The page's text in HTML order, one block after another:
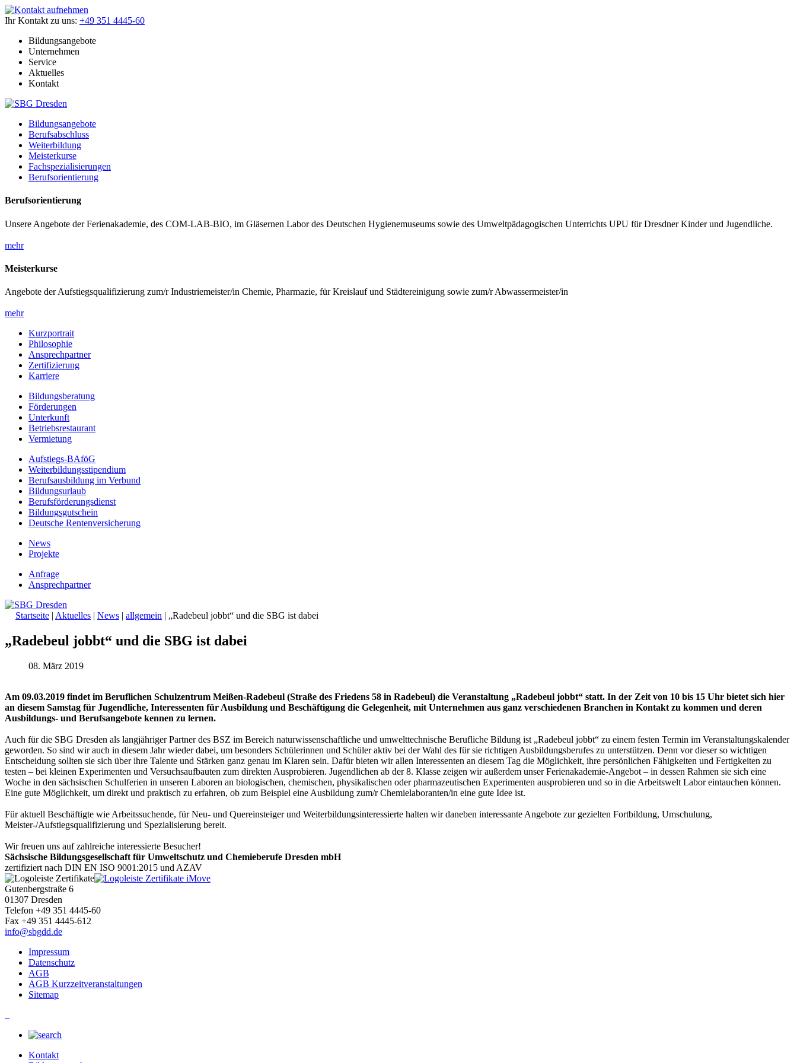
Ihr Kontakt zu uns: +49 351 4445-60
Bildungsangebote
Unternehmen
Service
Aktuelles
Kontakt
Bildungsangebote
Berufsabschluss
Weiterbildung
Meisterkurse
Fachspezialisierungen
Berufsorientierung
Berufsorientierung
Unsere Angebote der Ferienakademie, des COM-LAB-BIO, im Gläsernen Labor des Deutschen Hygienemuseums sowie des Umweltpädagogischen Unterrichts UPU für Dresdner Kinder und Jugendliche.
mehr
Meisterkurse
Angebote der Aufstiegsqualifizierung zum/r Industriemeister/in Chemie, Pharmazie, für Kreislauf und Städtereinigung sowie zum/r Abwassermeister/in
mehr
Kurzportrait
Philosophie
Ansprechpartner
Zertifizierung
Karriere
Bildungsberatung
Förderungen
Unterkunft
Betriebsrestaurant
Vermietung
Aufstiegs-BAföG
Weiterbildungsstipendium
Berufsausbildung im Verbund
Bildungsurlaub
Berufsförderungsdienst
Bildungsgutschein
Deutsche Rentenversicherung
News
Projekte
Anfrage
Ansprechpartner
Startseite | Aktuelles | News | allgemein | „Radebeul jobbt“ und die SBG ist dabei
„Radebeul jobbt“ und die SBG ist dabei
08. März 2019
Am 09.03.2019 findet im Beruflichen Schulzentrum Meißen-Radebeul (Straße des Friedens 58 in Radebeul) die Veranstaltung „Radebeul jobbt“ statt. In der Zeit von 10 bis 15 Uhr bietet sich hier
an diesem Samstag für Jugendliche, Interessenten für Ausbildung und Beschäftigung die Gelegenheit, mit Unternehmen aus ganz verschiedenen Branchen in Kontakt zu kommen und deren
Ausbildungs- und Berufsangebote kennen zu lernen.
Auch für die SBG Dresden als langjähriger Partner des BSZ im Bereich naturwissenschaftliche und umwelttechnische Berufliche Bildung ist „Radebeul jobbt“ zu einem festen Termin im Veranstaltungskalender
geworden. So sind wir auch in diesem Jahr wieder dabei, um besonders Schülerinnen und Schüler aktiv bei der Wahl des für sie richtigen Ausbildungsberufes zu unterstützen. Denn vor dieser so wichtigen
Entscheidung sollten sie sich über ihre Talente und Stärken ganz genau im Klaren sein. Dafür bieten wir allen Interessenten an diesem Tag die Möglichkeit, ihre persönlichen Fähigkeiten und Fertigkeiten zu
testen – bei kleinen Experimenten und Versuchsaufbauten zum direkten Ausprobieren. Jugendlichen ab der 8. Klasse zeigen wir außerdem unser Ferienakademie-Angebot – in dessen Rahmen sie sich eine
Woche in den sächsischen Schulferien in unseren Laboren an biologischen, chemischen, physikalischen oder pharmazeutischen Experimenten ausprobieren und so in die Arbeitswelt Labor eintauchen können.
Eine gute Möglichkeit, um direkt und praktisch zu erfahren, ob zum Beispiel eine Ausbildung zum/r Chemielaboranten/in eine gute Idee ist.
Für aktuell Beschäftigte wie Arbeitssuchende, für Neu- und Quereinsteiger und Weiterbildungsinteressierte halten wir daneben interessante Angebote zur gezielten Fortbildung, Umschulung,
Meister-/Aufstiegsqualifizierung und Spezialisierung bereit.
Wir freuen uns auf zahlreiche interessierte Besucher!
Sächsische Bildungsgesellschaft für Umweltschutz und Chemieberufe Dresden mbH
zertifiziert nach DIN EN ISO 9001:2015 und AZAV
Gutenbergstraße 6
01307 Dresden
Telefon +49 351 4445-60
Fax +49 351 4445-612
info@sbgdd.de
Impressum
Datenschutz
AGB
AGB Kurzzeitveranstaltungen
Sitemap
Kontakt